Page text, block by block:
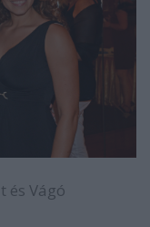
és Vágó